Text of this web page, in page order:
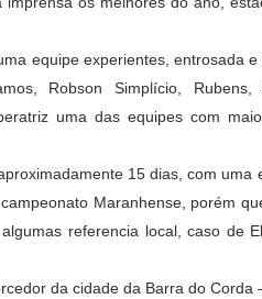
equipe experientes, entrosada
Robson Simplício,
uma das equipes com
15 dias, com uma
Maranhense, porém
referencia local, caso de
da cidade da Barra do